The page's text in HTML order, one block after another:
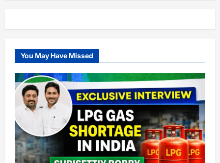
You May Have Missed